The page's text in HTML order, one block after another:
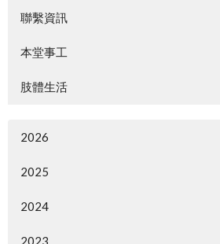
聯繫資訊
本堂事工
肢體生活
2026
2025
2024
2023